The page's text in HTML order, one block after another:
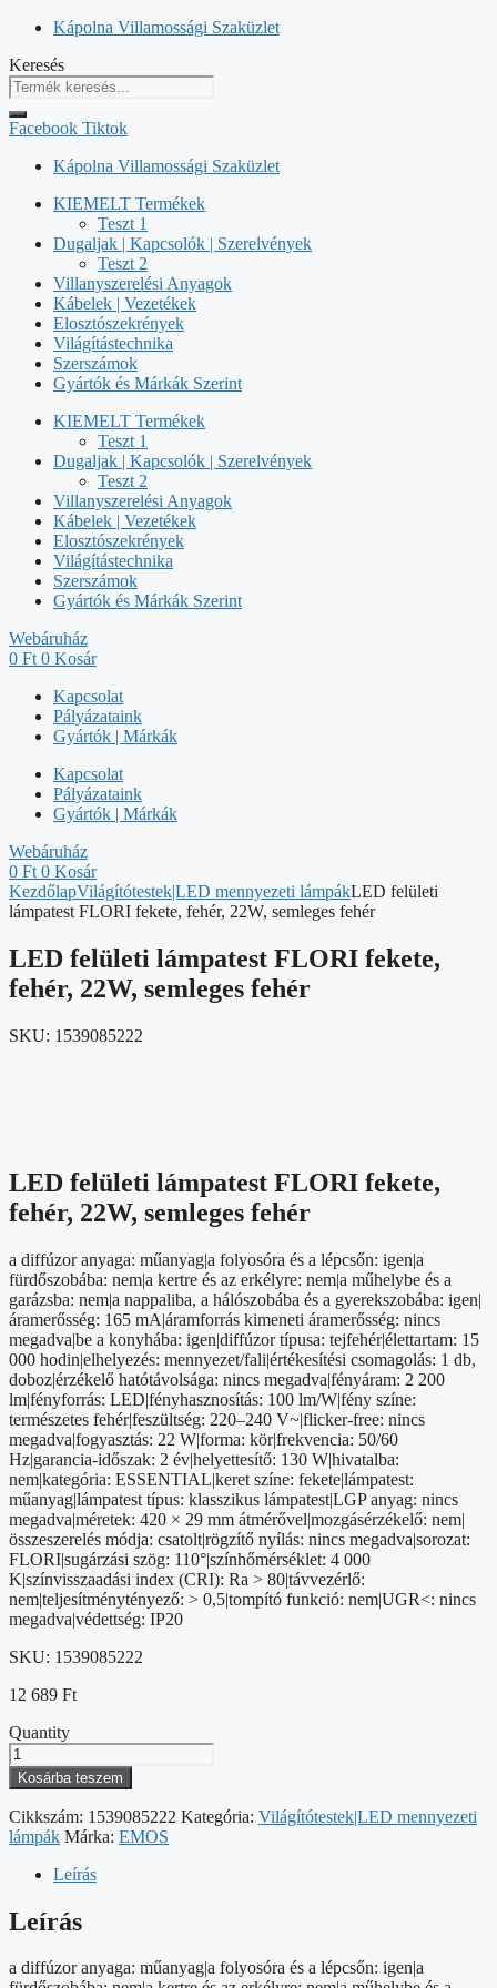
Kilépés
tartalomba
Kápolna Villamossági Szaküzlet
Keresés
Facebook Tiktok
Kápolna Villamossági Szaküzlet
KIEMELT Termékek
Teszt 1
Dugaljak | Kapcsolók | Szerelvények
Teszt 2
Villanyszerelési Anyagok
Kábelek | Vezetékek
Elosztószekrények
Világítástechnika
Szerszámok
Gyártók és Márkák Szerint
KIEMELT Termékek
Teszt 1
Dugaljak | Kapcsolók | Szerelvények
Teszt 2
Villanyszerelési Anyagok
Kábelek | Vezetékek
Elosztószekrények
Világítástechnika
Szerszámok
Gyártók és Márkák Szerint
Webáruház
0 Ft 0 Kosár
Kapcsolat
Pályázataink
Gyártók | Márkák
Kapcsolat
Pályázataink
Gyártók | Márkák
Webáruház
0 Ft 0 Kosár
KezdőlapVilágítótestek|LED mennyezeti lámpákLED felületi
lámpatest FLORI fekete, fehér, 22W, semleges fehér
LED felületi lámpatest FLORI fekete,
fehér, 22W, semleges fehér
SKU: 1539085222
LED felületi lámpatest FLORI fekete,
fehér, 22W, semleges fehér
a diffúzor anyaga: műanyag|a folyosóra és a lépcsőn: igen|a
fürdőszobába: nem|a kertre és az erkélyre: nem|a műhelybe és a
garázsba: nem|a nappaliba, a hálószobába és a gyerekszobába: igen|
áramerősség: 165 mA|áramforrás kimeneti áramerősség: nincs
megadva|be a konyhába: igen|diffúzor típusa: tejfehér|élettartam: 15
000 hodin|elhelyezés: mennyezet/fali|értékesítési csomagolás: 1 db,
doboz|érzékelő hatótávolsága: nincs megadva|fényáram: 2 200
lm|fényforrás: LED|fényhasznosítás: 100 lm/W|fény színe:
természetes fehér|feszültség: 220–240 V~|flicker-free: nincs
megadva|fogyasztás: 22 W|forma: kör|frekvencia: 50/60
Hz|garancia-időszak: 2 év|helyettesítő: 130 W|hivatalba:
nem|kategória: ESSENTIAL|keret színe: fekete|lámpatest:
műanyag|lámpatest típus: klasszikus lámpatest|LGP anyag: nincs
megadva|méretek: 420 × 29 mm átmérővel|mozgásérzékelő: nem|
összeszerelés módja: csatolt|rögzítő nyílás: nincs megadva|sorozat:
FLORI|sugárzási szög: 110°|színhőmérséklet: 4 000
K|színvisszaadási index (CRI): Ra > 80|távvezérlő:
nem|teljesítménytényező: > 0,5|tompító funkció: nem|UGR<: nincs
megadva|védettség: IP20
SKU: 1539085222
12 689 Ft
Quantity
LED
felületi
lámpatest
FLORI
fekete,
fehér,
22W,
fehér
mennyiség
Kosárba teszem
Cikkszám: 1539085222 Kategória: Világítótestek|LED mennyezeti
lámpák Márka: EMOS
Leírás
Leírás
a diffúzor anyaga: műanyag|a folyosóra és a lépcsőn: igen|a